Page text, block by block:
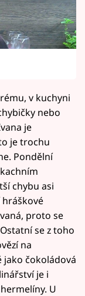
v kuchyni
nebo
je
je trochu
Pondělní
chybu asi
proto se
se z toho
na
jako čokoládová
je i
U